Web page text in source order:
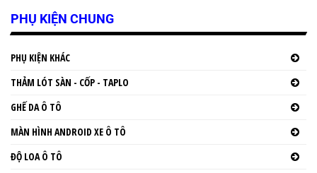
PHỤ KIỆN CHUNG
PHỤ KIỆN KHÁC
THẢM LÓT SÀN - CỐP - TAPLO
GHẾ DA Ô TÔ
MÀN HÌNH ANDROID XE Ô TÔ
ĐỘ LOA Ô TÔ